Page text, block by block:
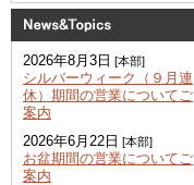
2026年8月3日 [本部]
シルバーウィーク（９月連
休）期間の営業についてご
案内
2026年6月22日 [本部]
お盆期間の営業についてご
案内